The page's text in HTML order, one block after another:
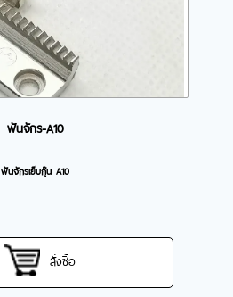
ฟันจักร-A10
ฟันจักรเย็บกุ๊น A10
สั่งซื้อ